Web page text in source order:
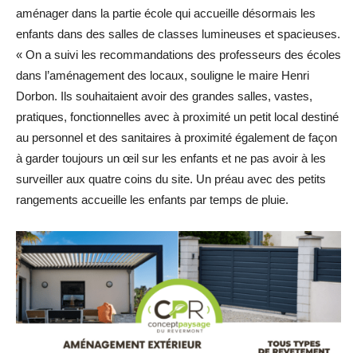
aménager dans la partie école qui accueille désormais les
enfants dans des salles de classes lumineuses et spacieuses.
« On a suivi les recommandations des professeurs des écoles
dans l’aménagement des locaux, souligne le maire Henri
Dorbon. Ils souhaitaient avoir des grandes salles, vastes,
pratiques, fonctionnelles avec à proximité un petit local destiné
au personnel et des sanitaires à proximité également de façon
à garder toujours un œil sur les enfants et ne pas avoir à les
surveiller aux quatre coins du site. Un préau avec des petits
rangements accueille les enfants par temps de pluie.